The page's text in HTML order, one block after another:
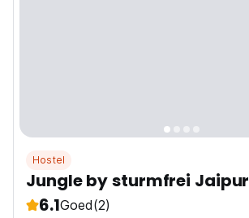
Hostel
Jungle by sturmfrei Jaipur
6.1Goed(2)